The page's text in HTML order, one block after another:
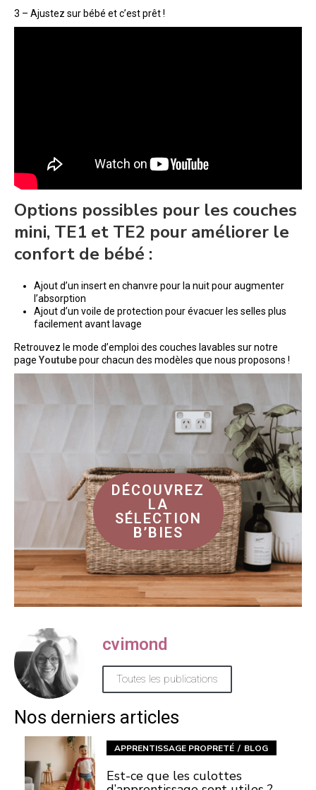
3 – Ajustez sur bébé et c’est prêt !
Options possibles pour les couches
mini, TE1 et TE2 pour améliorer le
confort de bébé :
Ajout d’un insert en chanvre pour la nuit pour augmenter
l’absorption
Ajout d’un voile de protection pour évacuer les selles plus
facilement avant lavage
Retrouvez le mode d’emploi des couches lavables sur notre
page Youtubepour chacun des modèles que nous proposons !
DÉCOUVREZ
LA
SÉLECTION
B’BIES
cvimond
Toutes les publications
Nos derniers articles
APPRENTISSAGE PROPRETÉ BLOG
Est-ce que les culottes